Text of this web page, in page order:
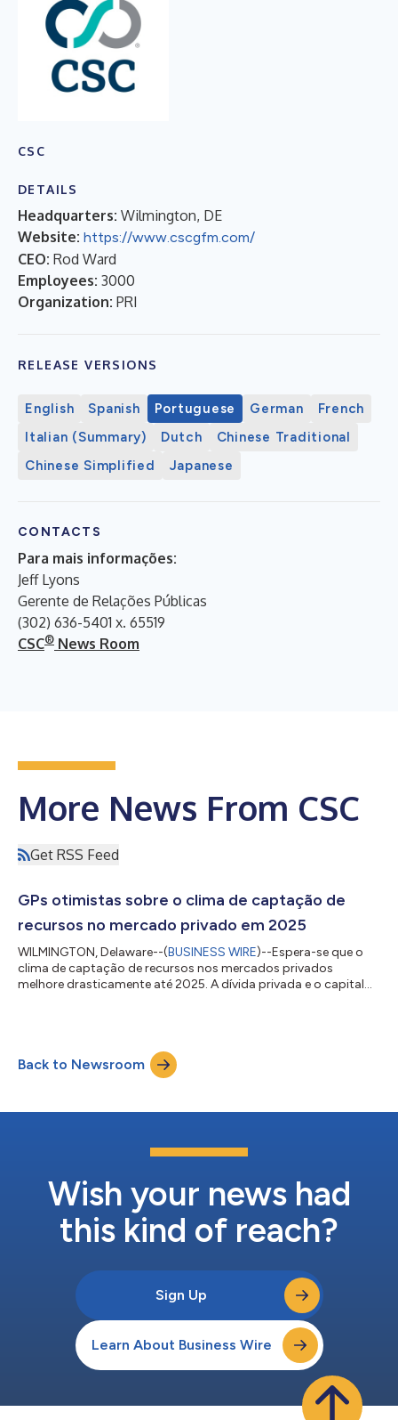
CSC
DETAILS
Headquarters: Wilmington, DE
Website: https://www.cscgfm.com/
CEO: Rod Ward
Employees: 3000
Organization: PRI
RELEASE VERSIONS
English Spanish Portuguese German
French
Italian (Summary)
Dutch
Chinese Traditional
Chinese Simplified
Japanese
CONTACTS
Para mais informações:
Jeff Lyons
Gerente de Relações Públicas
(302) 636-5401 x. 65519
CSC® News Room
More News From CSC
Get RSS Feed
GPs otimistas sobre o clima de captação de
recursos no mercado privado em 2025
WILMINGTON, Delaware--(BUSINESS WIRE)--Espera-se que o
clima de captação de recursos nos mercados privados
melhore drasticamente até 2025. A dívida privada e o capital
estudo da CSC, a principal fornecedora de soluções globais de
administração de negócios e conformidade. A CSC pesquisou
300 general partners (GPs) e 200 limited...
Back to Newsroom
Wish your news had
this kind of reach?
Sign Up
Learn About Business Wire